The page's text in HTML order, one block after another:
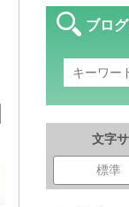
ブロ
文字
標準